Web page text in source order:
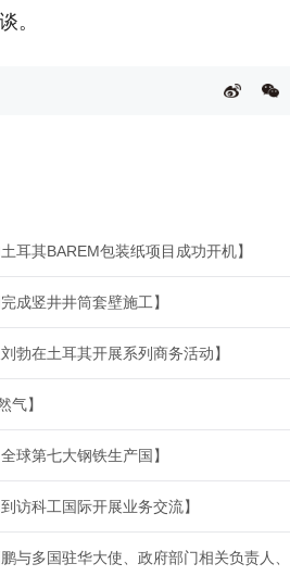
。
耳其BAREM包装纸项目成功开机】
成竖井井筒套壁施工】
勃在土耳其开展系列商务活动】
气】
球第七大钢铁生产国】
访科工国际开展业务交流】
与多国驻华大使、政府部门相关负责人